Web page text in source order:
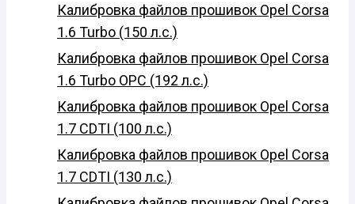
Калибровка файлов прошивок Opel Corsa
1.6 Turbo (150 л.с.)
Калибровка файлов прошивок Opel Corsa
1.6 Turbo OPC (192 л.с.)
Калибровка файлов прошивок Opel Corsa
1.7 CDTI (100 л.с.)
Калибровка файлов прошивок Opel Corsa
1.7 CDTI (130 л.с.)